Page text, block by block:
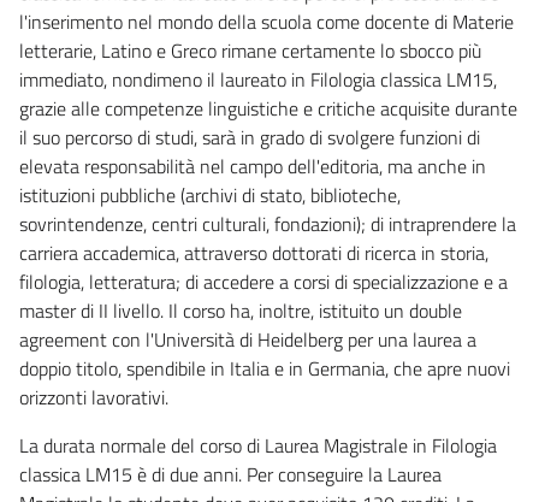
l'inserimento nel mondo della scuola come docente di Materie
letterarie, Latino e Greco rimane certamente lo sbocco più
immediato, nondimeno il laureato in Filologia classica LM15,
grazie alle competenze linguistiche e critiche acquisite durante
il suo percorso di studi, sarà in grado di svolgere funzioni di
elevata responsabilità nel campo dell'editoria, ma anche in
istituzioni pubbliche (archivi di stato, biblioteche,
sovrintendenze, centri culturali, fondazioni); di intraprendere la
carriera accademica, attraverso dottorati di ricerca in storia,
filologia, letteratura; di accedere a corsi di specializzazione e a
master di II livello. Il corso ha, inoltre, istituito un double
agreement con l'Università di Heidelberg per una laurea a
doppio titolo, spendibile in Italia e in Germania, che apre nuovi
orizzonti lavorativi.
La durata normale del corso di Laurea Magistrale in Filologia
classica LM15 è di due anni. Per conseguire la Laurea